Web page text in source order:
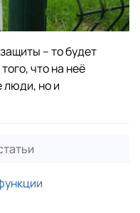
– то будет
что на неё
люди, но и